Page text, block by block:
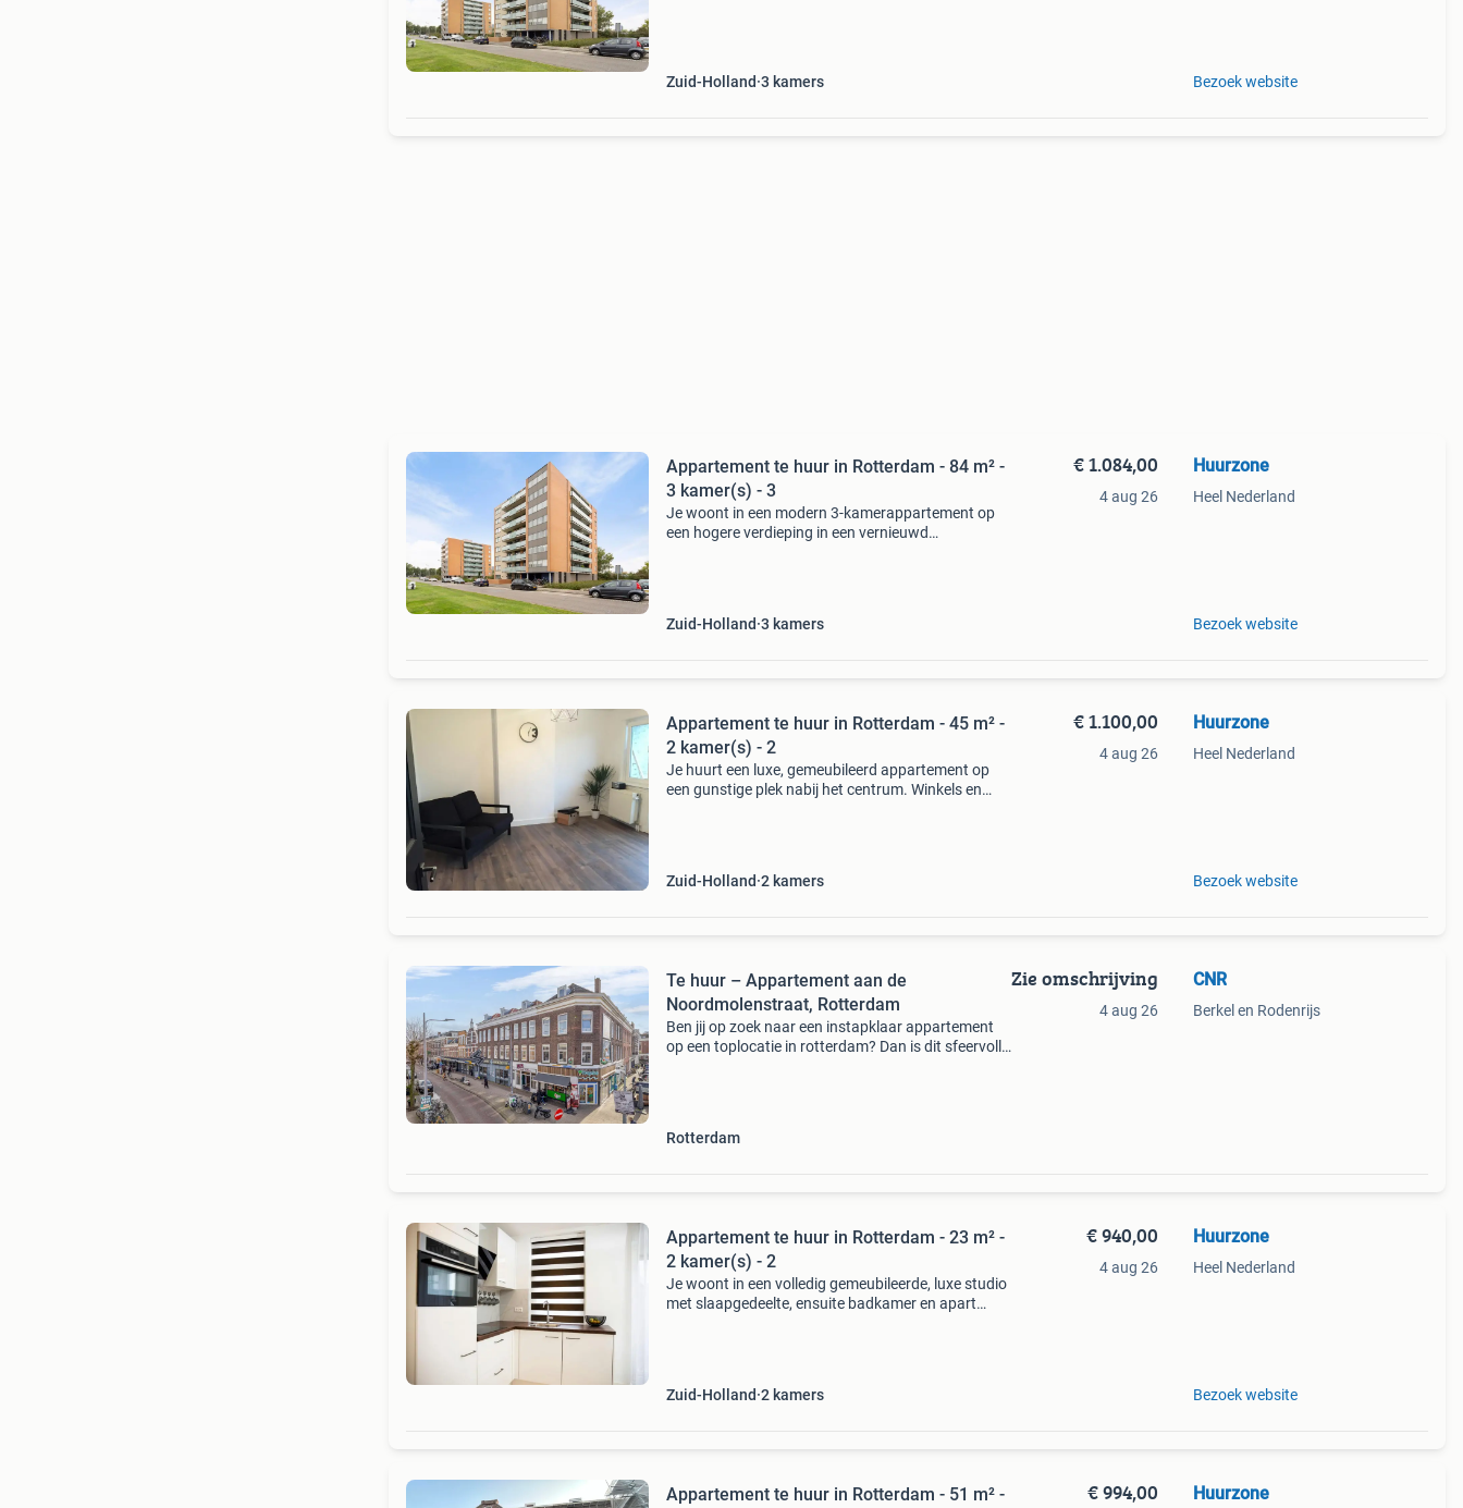
Zuid-Holland 3 kamers Bezoek website
Appartement te huur in Rotterdam - 84 m² -
3 kamer(s) - 3
Je woont in een modern 3-kamerappartement op
een hogere verdieping in een vernieuwd
Zuid-Holland 3 kamers
€ 1.084,00
4 aug 26
Huurzone
Heel Nederland
Bezoek website
Appartement te huur in Rotterdam - 45 m² -
2 kamer(s) - 2
Je huurt een luxe, gemeubileerd appartement op
een gunstige plek nabij het centrum. Winkels en
Zuid-Holland 2 kamers
€ 1.100,00
4 aug 26
Huurzone
Heel Nederland
Bezoek website
Te huur – Appartement aan de
Noordmolenstraat, Rotterdam
Ben jij op zoek naar een instapklaar appartement
op een toplocatie in rotterdam? Dan is dit sfeervolle
Rotterdam
Zie omschrijving
4 aug 26
CNR
Berkel en Rodenrijs
Appartement te huur in Rotterdam - 23 m² -
2 kamer(s) - 2
Je woont in een volledig gemeubileerde, luxe studio
met slaapgedeelte, ensuite badkamer en apart
Zuid-Holland 2 kamers
€ 940,00
4 aug 26
Huurzone
Heel Nederland
Bezoek website
Appartement te huur in Rotterdam - 51 m² - € 994,00 Huurzone